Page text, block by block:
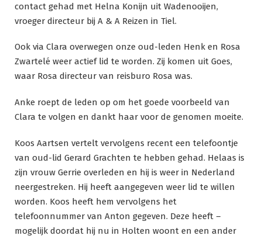
contact gehad met Helna Konijn uit Wadenooijen,
vroeger directeur bij A & A Reizen in Tiel.
Ook via Clara overwegen onze oud-leden Henk en Rosa
Zwartelé weer actief lid te worden. Zij komen uit Goes,
waar Rosa directeur van reisburo Rosa was.
Anke roept de leden op om het goede voorbeeld van
Clara te volgen en dankt haar voor de genomen moeite.
Koos Aartsen vertelt vervolgens recent een telefoontje
van oud-lid Gerard Grachten te hebben gehad. Helaas is
zijn vrouw Gerrie overleden en hij is weer in Nederland
neergestreken. Hij heeft aangegeven weer lid te willen
worden. Koos heeft hem vervolgens het
telefoonnummer van Anton gegeven. Deze heeft –
mogelijk doordat hij nu in Holten woont en een ander